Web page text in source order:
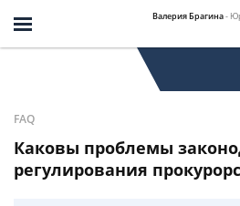
Валерия Брагина-
FAQ
Каковы проблемы
регулирования